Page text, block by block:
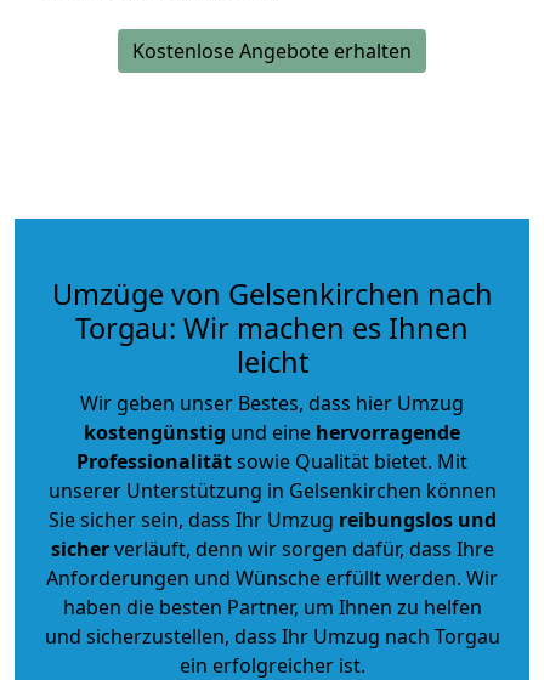
Kostenlose Angebote erhalten
Umzüge von Gelsenkirchen nach
Torgau: Wir machen es Ihnen
leicht
Wir geben unser Bestes, dass hier Umzug
kostengünstig und eine hervorragende
Professionalitätsowie Qualität bietet. Mit
unserer Unterstützung in Gelsenkirchen können
Sie sicher sein, dass Ihr Umzug reibungslos und
sicherverläuft, denn wir sorgen dafür, dass Ihre
Anforderungen und Wünsche erfüllt werden. Wir
haben die besten Partner, um Ihnen zu helfen
und sicherzustellen, dass Ihr Umzug nach Torgau
ein erfolgreicher ist.